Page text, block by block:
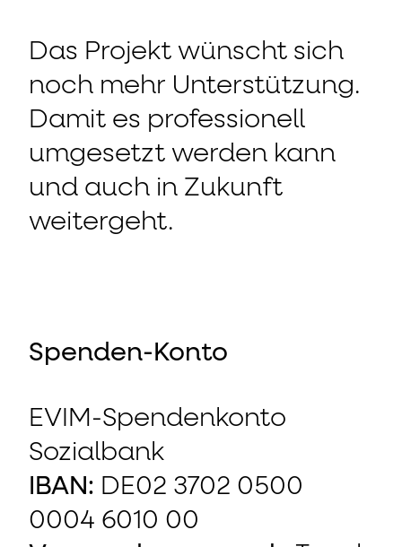
Das Projekt wünscht sich
noch mehr Unterstützung.
Damit es professionell
umgesetzt werden kann
und auch in Zukunft
weitergeht.
Spenden-Konto
EVIM-Spendenkonto
Sozialbank
IBAN: DE02 3702 0500
0004 6010 00